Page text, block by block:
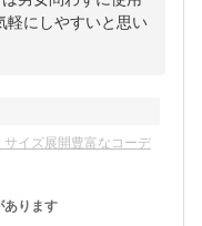
軽にしやすいと思い
イズ展開豊富なコーデ
あります